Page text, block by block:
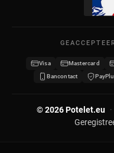
Mijn kortingsbonnen
Word verdeler
Visa Mastercard
Bancontact
© 2026 Potelet.eu ·